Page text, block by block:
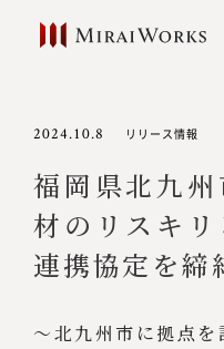
2024.10.8 リリース情報
福岡県北九
材のリスキ
連携協定を締
～北九州市に拠点